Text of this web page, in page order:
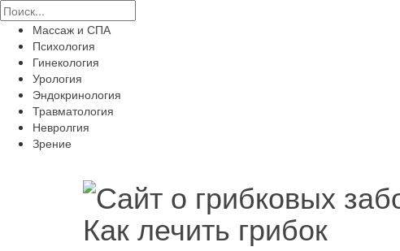
Массаж и СПА
Психология
Гинекология
Урология
Эндокринология
Травматология
Невролгия
Зрение
Как лечить грибок